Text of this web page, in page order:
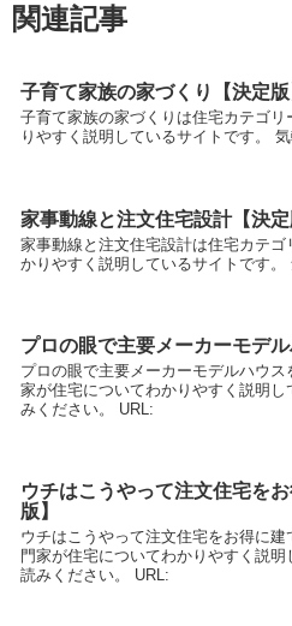
関連記事
子育て家族の家づくり【決定版
子育て家族の家づくりは住宅カテゴ
りやすく説明しているサイトです。
家事動線と注文住宅設計【決定
家事動線と注文住宅設計は住宅カテ
かりやすく説明しているサイトです
プロの眼で主要メーカーモデ
プロの眼で主要メーカーモデルハウ
家が住宅についてわかりやすく説明
みください。 URL:
ウチはこうやって注文住宅を
版】
ウチはこうやって注文住宅をお得に
門家が住宅についてわかりやすく説
読みください。 URL: